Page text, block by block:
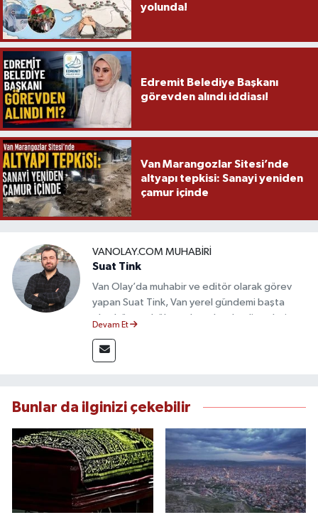
yolunda!
Edremit Belediye Başkanı
görevden alındı iddiası!
Van Marangozlar Sitesi’nde
altyapı tepkisi: Sanayi yeniden
çamur içinde
VANOLAY.COM MUHABIRI
Suat Tink
Van Olay’da muhabir ve editör olarak görev
yapan Suat Tink, Van yerel gündemi başta
olmak üzere bölgesel ve ulusal gelişmeleri
mezunu olan Tink, sahadan edindiği bilgilerle
doğruluk, tarafsızlık ve etik ilkeler
Devam Et
Bunlar da ilginizi çekebilir